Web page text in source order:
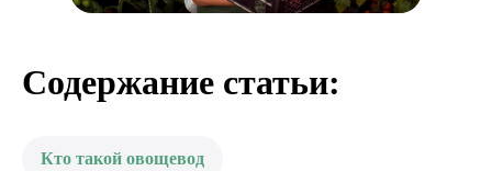
Содержание статьи:
Кто такой овощевод